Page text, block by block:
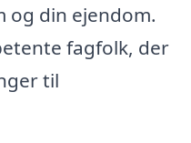
og din ejendom.
fagfolk, der
til